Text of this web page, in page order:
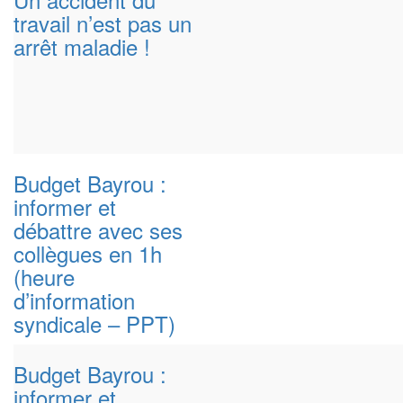
travail n’est pas un
arrêt maladie !
Budget Bayrou :
informer et
débattre avec ses
collègues en 1h
(heure
d’information
syndicale – PPT)
Budget Bayrou :